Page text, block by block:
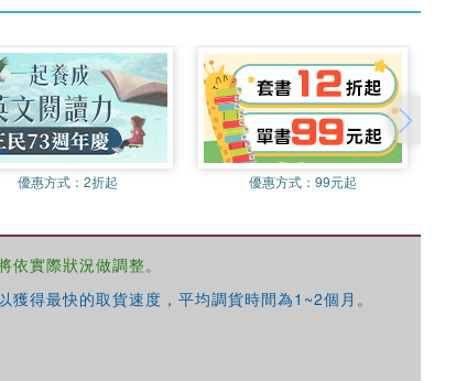
優惠方式：2折起 優惠方式：99元起
實際狀況做調整。
得最快的取貨速度，平均調貨時間為1~2個月。